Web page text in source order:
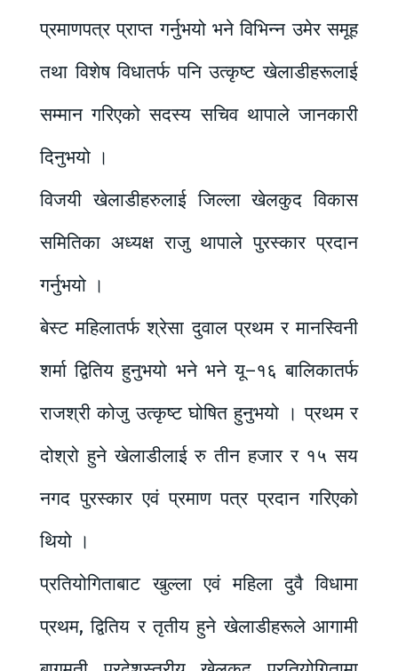
प्रमाणपत्र प्राप्त गर्नुभयो भने विभिन्न उमेर समूह
तथा विशेष विधातर्फ पनि उत्कृष्ट खेलाडीहरूलाई
सम्मान गरिएको सदस्य सचिव थापाले जानकारी
दिनुभयो ।
विजयी खेलाडीहरुलाई जिल्ला खेलकुद विकास
समितिका अध्यक्ष राजु थापाले पुरस्कार प्रदान
गर्नुभयो ।
बेस्ट महिलातर्फ श्रेसा दुवाल प्रथम र मानस्विनी
शर्मा द्वितिय हुनुभयो भने भने यू–१६ बालिकातर्फ
राजश्री कोजु उत्कृष्ट घोषित हुनुभयो । प्रथम र
दोश्रो हुने खेलाडीलाई रु तीन हजार र १५ सय
नगद पुरस्कार एवं प्रमाण पत्र प्रदान गरिएको
थियो ।
प्रतियोगिताबाट खुल्ला एवं महिला दुवै विधामा
प्रथम, द्वितिय र तृतीय हुने खेलाडीहरूले आगामी